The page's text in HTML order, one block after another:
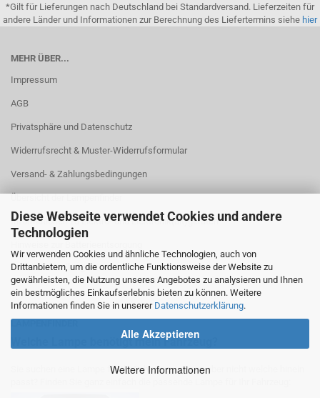
Diese Webseite verwendet Cookies und andere
Technologien
Wir verwenden Cookies und ähnliche Technologien, auch von
Drittanbietern, um die ordentliche Funktionsweise der Website zu
gewährleisten, die Nutzung unseres Angebotes zu analysieren und Ihnen
ein bestmögliches Einkaufserlebnis bieten zu können. Weitere
Informationen finden Sie in unserer Datenschutzerklärung.
Alle Akzeptieren
Weitere Informationen
*Gilt für Lieferungen nach Deutschland bei Standardversand. Lieferzeiten für
andere Länder und Informationen zur Berechnung des Liefertermins siehe hier
MEHR ÜBER...
Impressum
AGB
Privatsphäre und Datenschutz
Widerrufsrecht & Muster-Widerrufsformular
Versand- & Zahlungsbedingungen
Informationen zu Elektro- und Elektronik(alt)geräten
Cookie Einstellungen
LAMPENFINDER
Welche Lampe benötigt mein Fahrzeug?
Sie suchen eine Lampe für Ihr Fahrzeug, wissen aber nicht welche hinein